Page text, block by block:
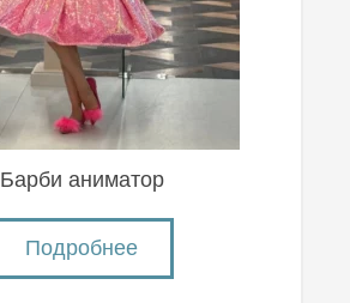
Барби аниматор
Подробнее